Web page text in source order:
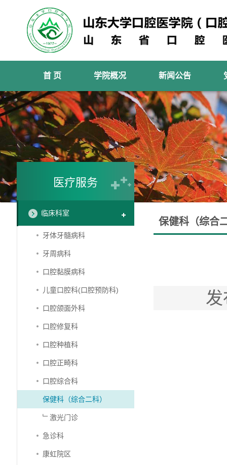
首 页 学院概况 新闻公告
医疗服务
临床科室
牙体牙髓病科
牙周病科
口腔黏膜病科
儿童口腔科(口腔预防科)
口腔颌面外科
口腔修复科
口腔种植科
口腔正畸科
口腔综合科
保健科（综合二科）
﹂激光门诊
急诊科
康虹院区
保健科（综合